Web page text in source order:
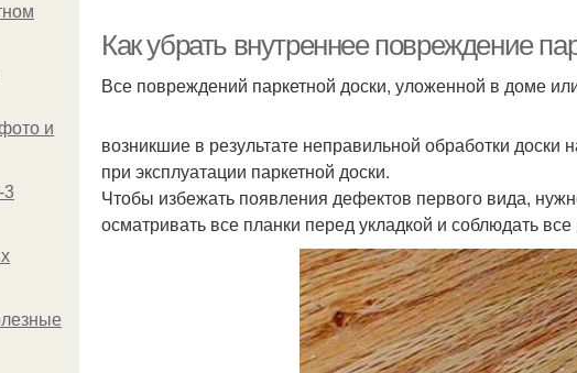
и
3
Как убрать внутреннее повреждение
Все повреждений паркетной доски, уложенной в доме
возникшие в результате неправильной обработки
при эксплуатации паркетной доски.
Чтобы избежать появления дефектов первого вида,
осматривать все планки перед укладкой и соблюдать